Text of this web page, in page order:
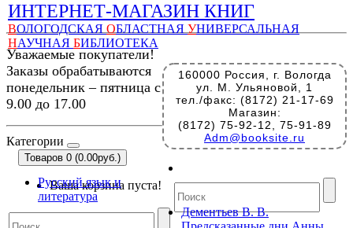
ИНТЕРНЕТ-МАГАЗИН КНИГ
ВОЛОГОДСКАЯ ОБЛАСТНАЯ УНИВЕРСАЛЬНАЯ
НАУЧНАЯ БИБЛИОТЕКА
160000 Россия, г. Вологда
ул. М. Ульяновой, 1
тел./факс: (8172) 21-17-69
Магазин:
(8172) 75-92-12, 75-91-89
Adm@booksite.ru
Уважаемые покупатели!
Заказы обрабатываются
понедельник – пятница с
9.00 до 17.00
Категории
Товаров 0 (0.00руб.)
Ваша корзина пуста!
Русский язык и
литература
Дементьев В. В.